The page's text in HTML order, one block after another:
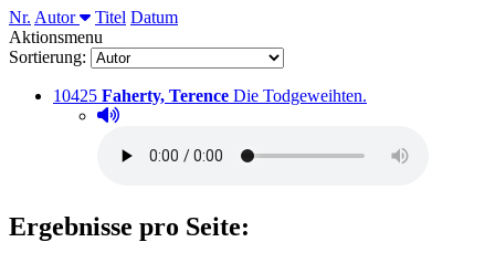
Nr. Autor Sortieren nach
Titel Datum
Aktionsmenu
Sortierung:
Titelnummer:
10425 von
Faherty, Terence: Die Todgeweihten.
Hörprobe abspielen
Hörprobe von Die Todgeweihten.
Ergebnisse pro Seite: